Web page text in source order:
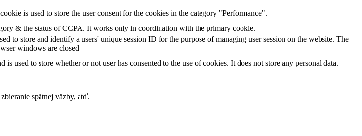
is used to store the user consent for the cookies in the category "Performance".
& the status of CCPA. It works only in coordination with the primary cookie.
to store and identify a users' unique session ID for the purpose of managing user session on the website. The
windows are closed.
used to store whether or not user has consented to the use of cookies. It does not store any personal data.
spätnej väzby, atď.